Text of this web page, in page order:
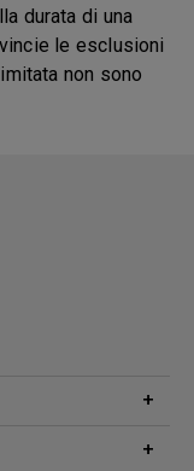
durata di una
le esclusioni
non sono